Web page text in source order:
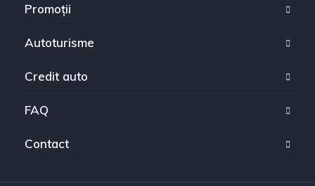
Promoții
Autoturisme
Credit auto
FAQ
Contact